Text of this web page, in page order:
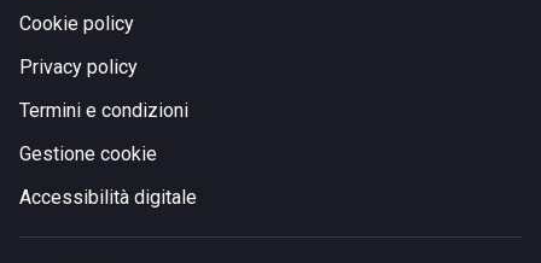
Cookie policy
Privacy policy
Termini e condizioni
Gestione cookie
Accessibilità digitale